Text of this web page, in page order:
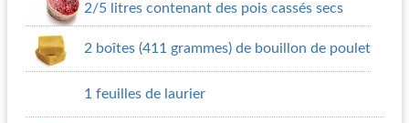
2/5 litres contenant des pois cassés secs
2 boîtes (411 grammes) de bouillon de poulet
1 feuilles de laurier